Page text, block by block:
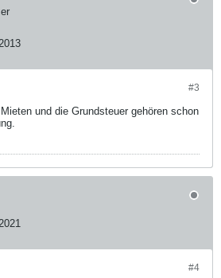
#3
und die Grundsteuer gehören schon
#4